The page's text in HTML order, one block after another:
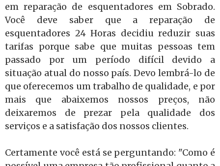
em reparação de esquentadores em Sobrado.
Você deve saber que a reparação de
esquentadores 24 Horas decidiu reduzir suas
tarifas porque sabe que muitas pessoas tem
passado por um período difícil devido a
situação atual do nosso país. Devo lembrá-lo de
que oferecemos um trabalho de qualidade, e por
mais que abaixemos nossos preços, não
deixaremos de prezar pela qualidade dos
serviços e a satisfação dos nossos clientes.
Certamente você está se perguntando: "Como é